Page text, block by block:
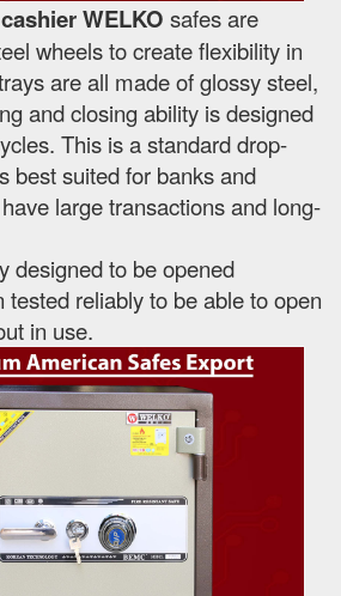
WELKO safes are
wheels to create flexibility in
are all made of glossy steel,
and closing ability is designed
This is a standard drop-
best suited for banks and
large transactions and long-
designed to be opened
tested reliably to be able to open
in use.